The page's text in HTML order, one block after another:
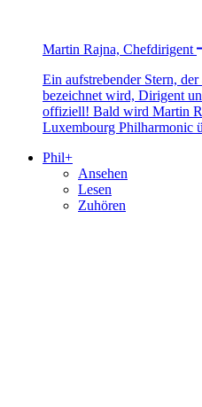
Martin Rajna, Chefdirigent
Ein aufstrebender Stern,
bezeichnet wird, Dirigent
offiziell! Bald wird Martin
Luxembourg Philharmonic
Phil+
Ansehen
Lesen
Zuhören